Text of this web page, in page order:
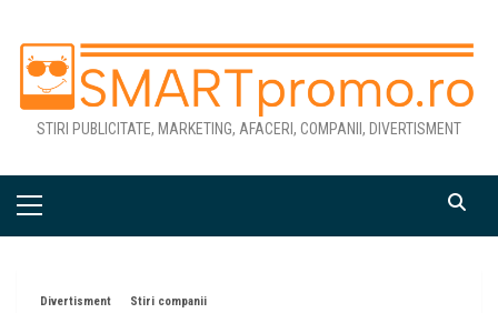
content
STIRI PUBLICITATE, MARKETING, AFACERI, COMPANII, DIVERTISMENT
Primary
Divertisment Stiri companii